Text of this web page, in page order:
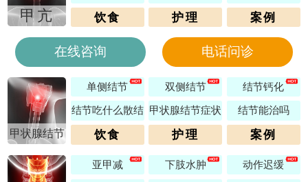
甲亢 饮食 护理 案例
在线咨询 电话问诊
甲状腺结节
单侧结节 双侧结节 结节钙化
结节吃什么散结 甲状腺结节症状 结节能治吗
饮食 护理 案例
亚甲减 下肢水肿 动作迟缓